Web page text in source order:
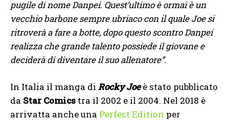
pugile di nome Danpei. Quest’ultimo è ormai è un
vecchio barbone sempre ubriaco con il quale Joe si
ritroverà a fare a botte, dopo questo scontro Danpei
realizza che grande talento possiede il giovane e
deciderà di diventare il suo allenatore”.
In Italia il manga di Rocky Joeè stato pubblicato
da Star Comics tra il 2002 e il 2004. Nel 2018 è
arrivatta anche una Perfect Edition per